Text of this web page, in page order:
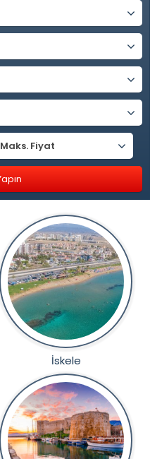
Maks. Fiyat
İskele